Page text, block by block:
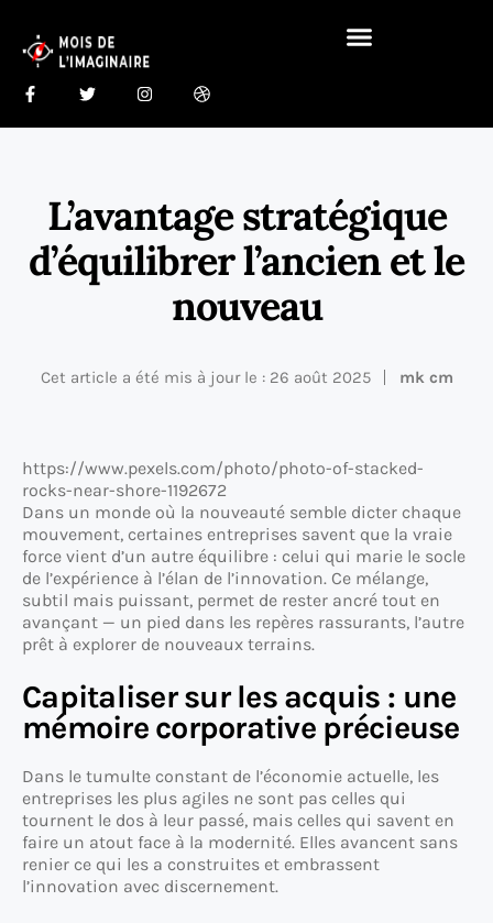
L’avantage stratégique
d’équilibrer l’ancien et le
nouveau
Cet article a été mis à jour le : 26 août 2025 mk cm
https://www.pexels.com/photo/photo-of-stacked-
rocks-near-shore-1192672
Dans un monde où la nouveauté semble dicter chaque
mouvement, certaines entreprises savent que la vraie
force vient d’un autre équilibre : celui qui marie le socle
de l’expérience à l’élan de l’innovation. Ce mélange,
subtil mais puissant, permet de rester ancré tout en
avançant — un pied dans les repères rassurants, l’autre
prêt à explorer de nouveaux terrains.
Capitaliser sur les acquis : une
mémoire corporative précieuse
Dans le tumulte constant de l’économie actuelle, les
entreprises les plus agiles ne sont pas celles qui
tournent le dos à leur passé, mais celles qui savent en
faire un atout face à la modernité. Elles avancent sans
renier ce qui les a construites et embrassent
l’innovation avec discernement.